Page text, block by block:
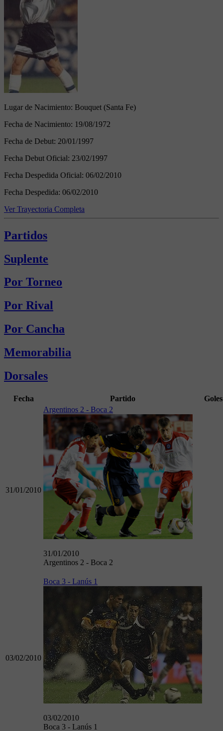
Lugar de Nacimiento: Bouquet (Santa Fe)
Fecha de Nacimiento: 19/08/1972
Fecha de Debut: 20/01/1997
Fecha Debut Oficial: 23/02/1997
Fecha Despedida Oficial: 06/02/2010
Fecha Despedida: 06/02/2010
Ver Trayectoria Completa
Partidos
Suplente
Por Torneo
Por Rival
Por Cancha
Memorabilia
Dorsales
Fecha Partido Goles
31/01/2010
Argentinos 2 - Boca 2
31/01/2010
Argentinos 2 - Boca 2
03/02/2010
Boca 3 - Lanús 1
03/02/2010
Boca 3 - Lanús 1